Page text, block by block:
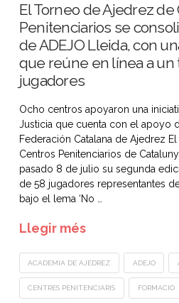
El Torneo de Ajedrez de
Penitenciarios se
de ADEJO Lleida, con
que reúne en línea a un
jugadores
Ocho centros apoyaron una
Justicia que cuenta con el apoyo
Federación Catalana de Ajedrez
Centros Penitenciarios de
pasado 8 de julio su segunda
de 58 jugadores representantes
bajo el lema ‘No …
Llegir més
ACADEMIA DE AJEDREZ ADEJO
CENTRES PENITENCIARIS FORMACIÓ